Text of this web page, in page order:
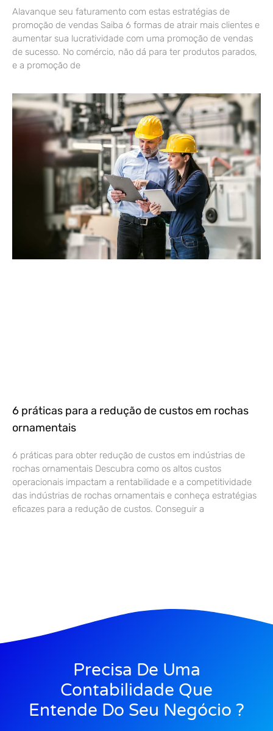
Alavanque seu faturamento com estas estratégias de
promoção de vendas Saiba 6 formas de atrair mais clientes e
aumentar sua lucratividade com uma promoção de vendas
de sucesso. No comércio, não dá para ter produtos parados,
e a promoção de
6 práticas para a redução de custos em rochas
ornamentais
6 práticas para obter redução de custos em indústrias de
rochas ornamentais Descubra como os altos custos
operacionais impactam a rentabilidade e a competitividade
das indústrias de rochas ornamentais e conheça estratégias
eficazes para a redução de custos. Conseguir a
Precisa De Uma
Contabilidade Que
Entende Do Seu Negócio ?